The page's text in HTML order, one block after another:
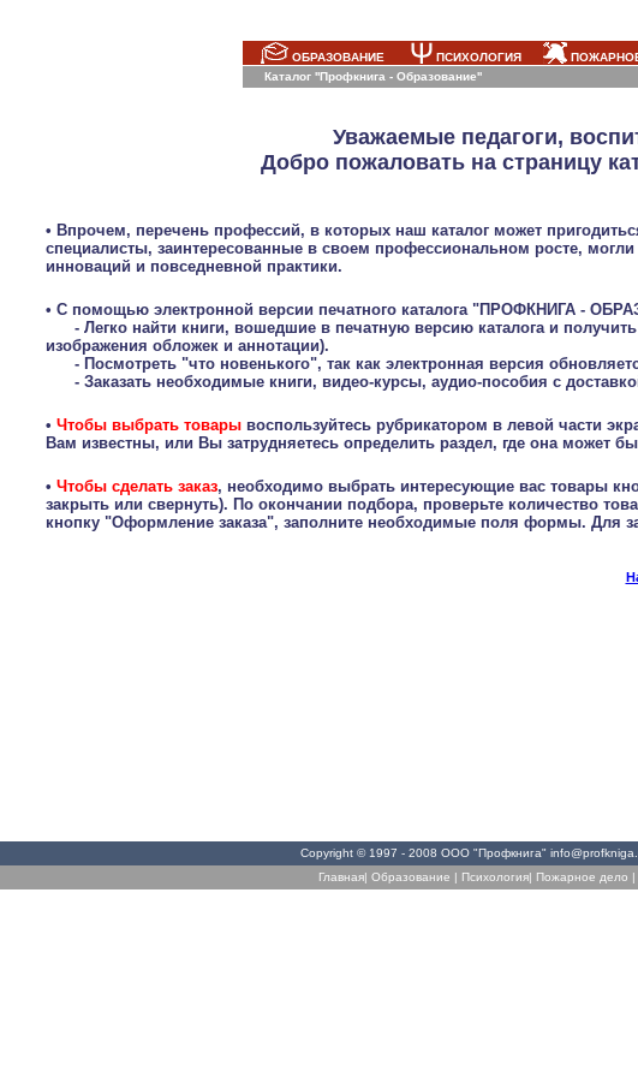
ОБРАЗОВАНИЕ ПСИХОЛОГИЯ
Каталог ''Профкнига - Образование''
Уважаемые педагоги,
Добро пожаловать на страницу
• Впрочем, перечень профессий, в которых наш каталог может
специалисты, заинтересованные в своем профессиональном росте,
инноваций и повседневной практики.
• С помощью электронной версии печатного каталога "ПРОФКНИГА -
- Легко найти книги, вошедшие в печатную версию каталога и
изображения обложек и аннотации).
- Посмотреть "что новенького", так как электронная версия
- Заказать необходимые книги, видео-курсы, аудио-пособия с
• Чтобы выбрать товары воспользуйтесь рубрикатором в левой части
Вам известны, или Вы затрудняетесь определить раздел, где она может
• Чтобы сделать заказ, необходимо выбрать интересующие вас товары
закрыть или свернуть). По окончании подбора, проверьте количество
кнопку "Оформление заказа", заполните необходимые поля формы. Для
Copyright © 1997 - 2008 ООО "Профкнига"
Главная| Образование | Психология| Пожарное дело |